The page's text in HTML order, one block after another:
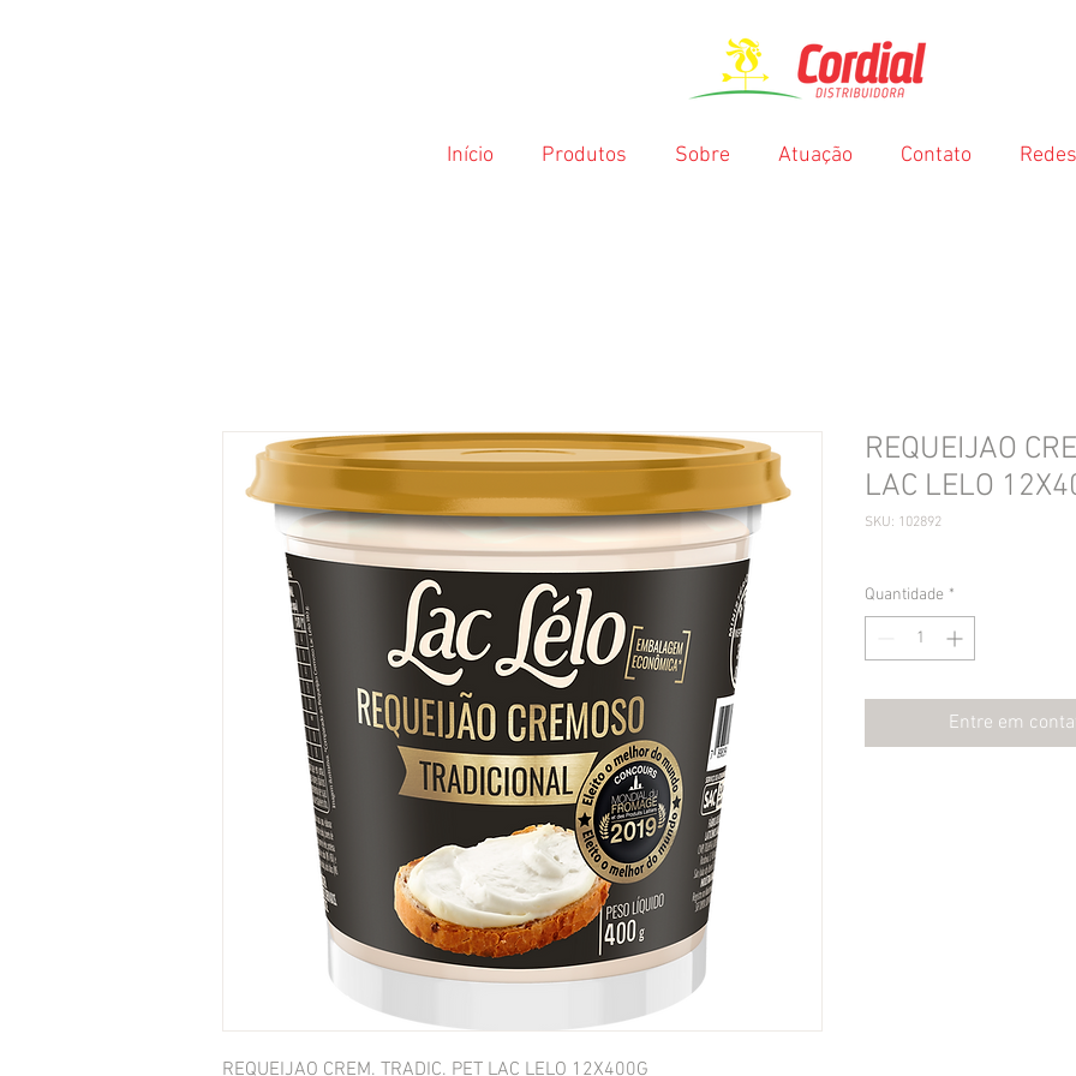
Início Produtos Sobre Atuação Contato
REQUEIJAO CREM. TRADIC. PET LAC LELO 12X400G
REQUEIJAO
LAC LELO
SKU: 102892
Quantidade *
Entre em